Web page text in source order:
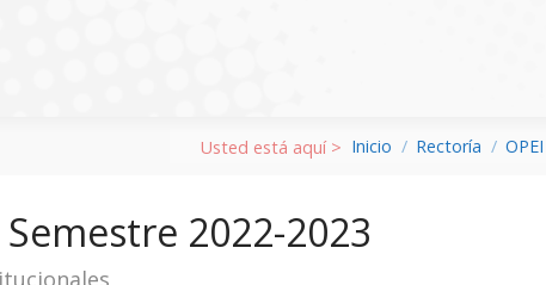
Inicio Rectoría OPEI
2022-2023